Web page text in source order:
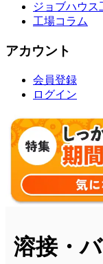
ジョブハウス
工場コラム
アカウント
会員登録
ログイン
溶接・